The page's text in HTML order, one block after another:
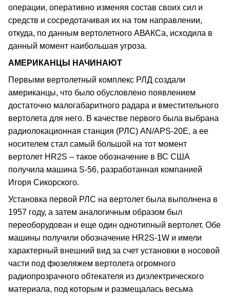
операции, оперативно изменяя состав своих сил и
средств и сосредотачивая их на том направлении,
откуда, по данным вертолетного АВАКСа, исходила в
данный момент наибольшая угроза.
АМЕРИКАНЦЫ НАЧИНАЮТ
Первыми вертолетный комплекс РЛД создали
американцы, что было обусловлено появлением
достаточно малогабаритного радара и вместительного
вертолета для него. В качестве первого была выбрана
радиолокационная станция (РЛС) AN/APS-20E, а ее
носителем стал самый большой на тот момент
вертолет HR2S – такое обозначение в ВС США
получила машина S-56, разработанная компанией
Игоря Сикорского.
Установка первой РЛС на вертолет была выполнена в
1957 году, а затем аналогичным образом был
переоборудован и еще один однотипный вертолет. Обе
машины получили обозначение HR2S-1W и имели
характерный внешний вид за счет установки в носовой
части под фюзеляжем вертолета огромного
радиопрозрачного обтекателя из диэлектрического
материала, под которым и размещалась весьма